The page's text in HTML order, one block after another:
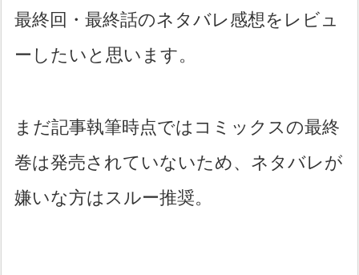
最終回・最終話のネタバレ感想をレビュ
ーしたいと思います。
まだ記事執筆時点ではコミックスの最終
巻は発売されていないため、ネタバレが
嫌いな方はスルー推奨。